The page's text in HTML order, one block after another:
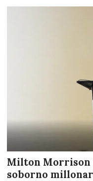
Milton Morrison
soborno